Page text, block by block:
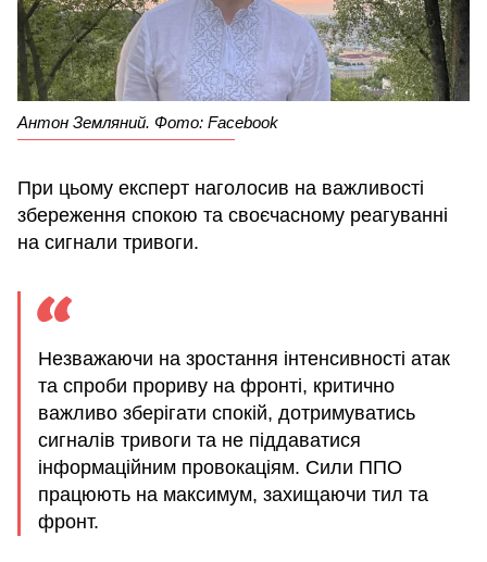
Антон Земляний. Фото: Facebook
При цьому експерт наголосив на важливості
збереження спокою та своєчасному реагуванні
на сигнали тривоги.
Незважаючи на зростання інтенсивності атак
та спроби прориву на фронті, критично
важливо зберігати спокій, дотримуватись
сигналів тривоги та не піддаватися
інформаційним провокаціям. Сили ППО
працюють на максимум, захищаючи тил та
фронт.